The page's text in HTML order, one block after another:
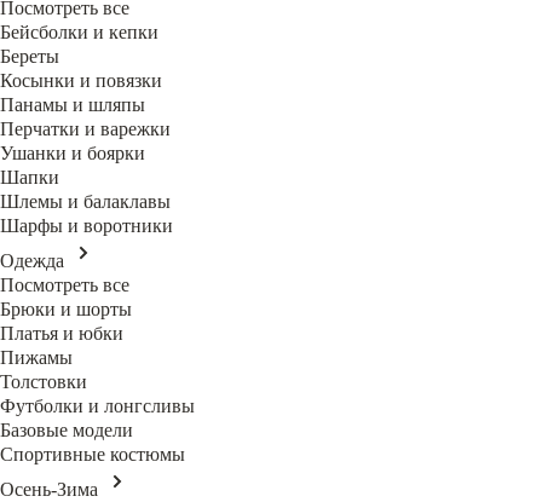
Посмотреть все
Бейсболки и кепки
Береты
Косынки и повязки
Панамы и шляпы
Перчатки и варежки
Ушанки и боярки
Шапки
Шлемы и балаклавы
Шарфы и воротники
Одежда
Посмотреть все
Брюки и шорты
Платья и юбки
Пижамы
Толстовки
Футболки и лонгсливы
Базовые модели
Спортивные костюмы
Осень-Зима